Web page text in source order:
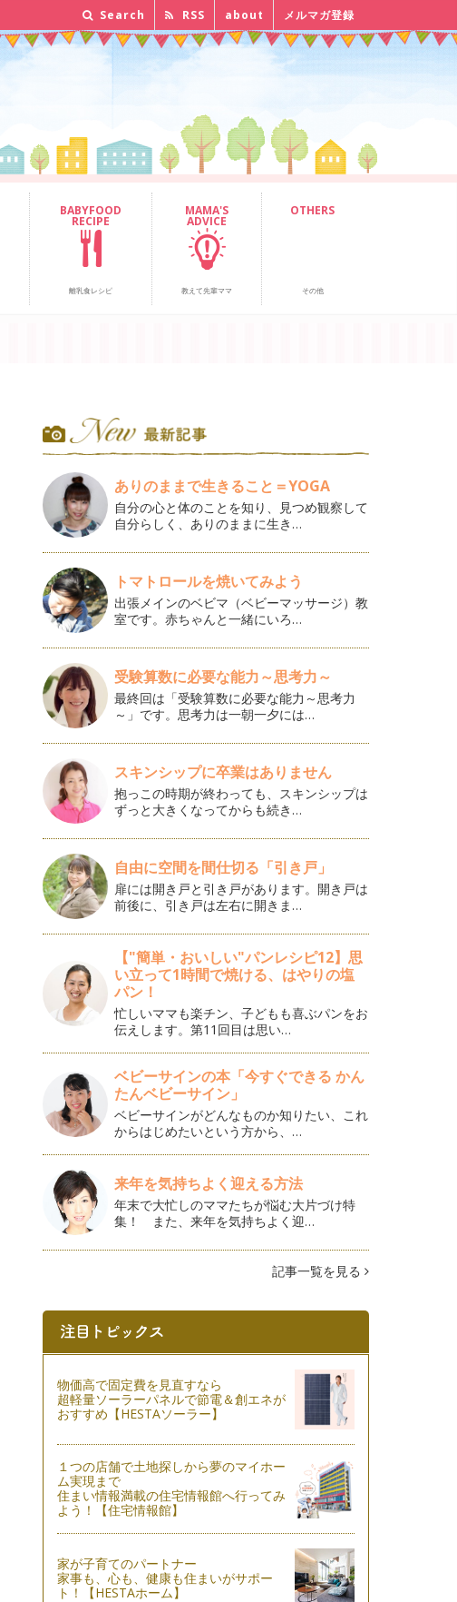
Search RSS about メルマガ登録
BABYFOOD
RECIPE
離乳食レシピ
MAMA'S
ADVICE
教えて先輩ママ
OTHERS
その他
ありのままで生きること＝YOGA
自分の心と体のことを知り、見つめ観察して
自分らしく、ありのままに生き…
トマトロールを焼いてみよう
出張メインのベビマ（ベビーマッサージ）教
室です。赤ちゃんと一緒にいろ…
受験算数に必要な能力～思考力～
最終回は「受験算数に必要な能力～思考力
～」です。思考力は一朝一夕には…
スキンシップに卒業はありません
抱っこの時期が終わっても、スキンシップは
ずっと大きくなってからも続き…
自由に空間を間仕切る「引き戸」
扉には開き戸と引き戸があります。開き戸は
前後に、引き戸は左右に開きま…
【"簡単・おいしい"パンレシピ12】思
い立って1時間で焼ける、はやりの塩
パン！
忙しいママも楽チン、子どもも喜ぶパンをお
伝えします。第11回目は思い…
ベビーサインの本「今すぐできる かん
たんベビーサイン」
ベビーサインがどんなものか知りたい、これ
からはじめたいという方から、…
来年を気持ちよく迎える方法
年末で大忙しのママたちが悩む大片づけ特
集！ また、来年を気持ちよく迎…
記事一覧を見る
物価高で固定費を見直すなら
超軽量ソーラーパネルで節電＆創エネが
おすすめ【HESTAソーラー】
１つの店舗で土地探しから夢のマイホー
ム実現まで
住まい情報満載の住宅情報館へ行ってみ
よう！【住宅情報館】
家が子育てのパートナー
家事も、心も、健康も住まいがサポー
ト！【HESTAホーム】